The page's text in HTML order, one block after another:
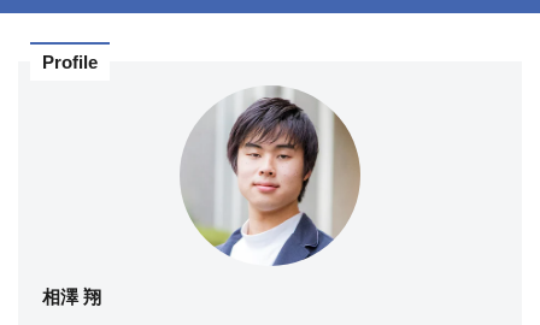
Profile
相澤 翔